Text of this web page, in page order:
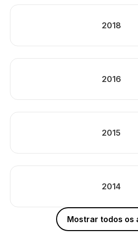
2018
2016
2015
2014
Mostrar todos os